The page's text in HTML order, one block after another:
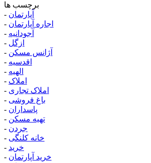
برچسب ها
- آپارتمان
- اجاره آپارتمان
- آجودانیه
- ازگل
- آژانس مسکن
- اقدسیه
- الهیه
- املاک
- املاک تجاری
- باغ فروشی
- پاسداران
- تهیه مسکن
- جردن
- خانه کلنگی
- خرید
- خرید آپارتمان